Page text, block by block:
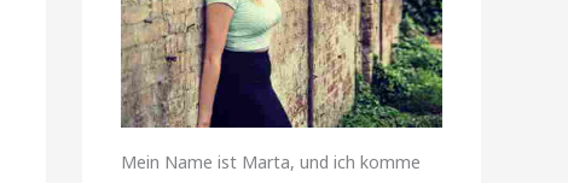
Mein Name ist Marta, und ich komme